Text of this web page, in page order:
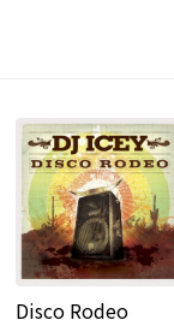
Disco Rodeo